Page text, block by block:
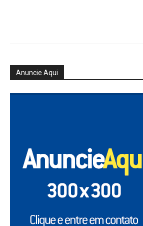
Anuncie Aqui